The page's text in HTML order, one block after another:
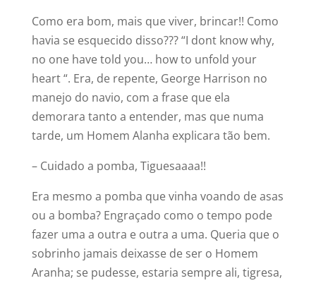
Como era bom, mais que viver, brincar!! Como
havia se esquecido disso??? “I dont know why,
no one have told you… how to unfold your
heart “. Era, de repente, George Harrison no
manejo do navio, com a frase que ela
demorara tanto a entender, mas que numa
tarde, um Homem Alanha explicara tão bem.
– Cuidado a pomba, Tiguesaaaa!!
Era mesmo a pomba que vinha voando de asas
ou a bomba? Engraçado como o tempo pode
fazer uma a outra e outra a uma. Queria que o
sobrinho jamais deixasse de ser o Homem
Aranha; se pudesse, estaria sempre ali, tigresa,